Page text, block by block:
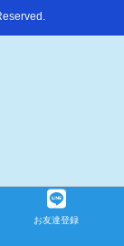
お友達登録